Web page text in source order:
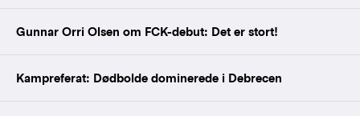
Gunnar Orri Olsen om FCK-debut: Det er stort!
Kampreferat: Dødbolde dominerede i Debrecen